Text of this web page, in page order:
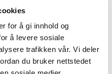
for å gi innhold og
å levere sosiale
trafikken vår. Vi deler
du bruker nettstedet
forsvarlig byggetid
for bo- og